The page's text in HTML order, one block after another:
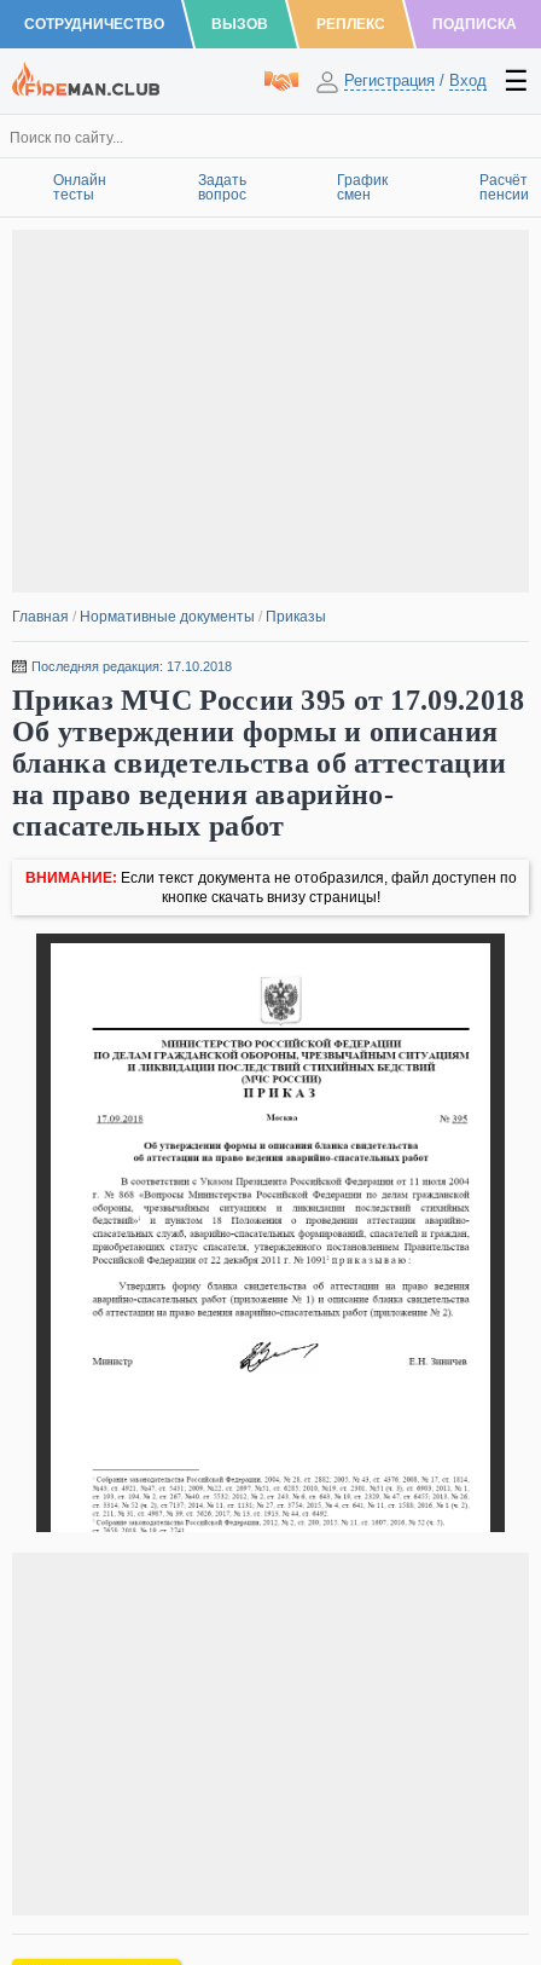
СОТРУДНИЧЕСТВО ВЫЗОВ РЕПЛЕКС ПОДПИСКА
Регистрация / Вход
Онлайн
тесты
Задать
вопрос
График
смен
Расчёт
пенсии
Главная / Нормативные документы / Приказы
Последняя редакция: 17.10.2018
Приказ МЧС России 395 от 17.09.2018
Об утверждении формы и описания
бланка свидетельства об аттестации
на право ведения аварийно-
спасательных работ
ВНИМАНИЕ: Если текст документа не отобразился, файл доступен по
кнопке скачать внизу страницы!